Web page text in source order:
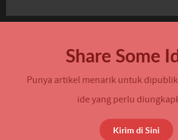
Share Some
Punya artikel menarik untuk
ide yang perlu
Kirim di Sini